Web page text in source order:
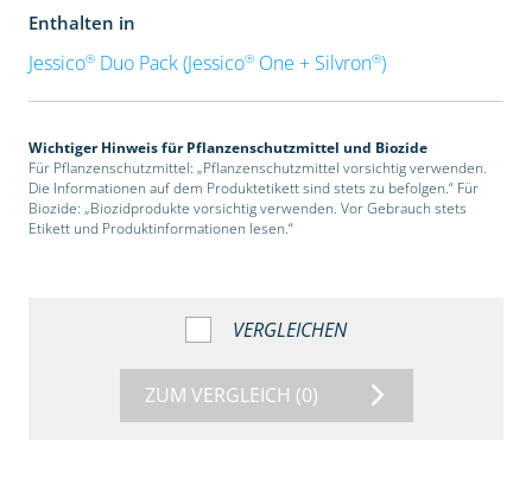
Enthalten in
Jessico®Duo Pack (Jessico®One + Silvron®)
Wichtiger Hinweis für Pflanzenschutzmittel und Biozide
Für Pflanzenschutzmittel: „Pflanzenschutzmittel vorsichtig verwenden.
Die Informationen auf dem Produktetikett sind stets zu befolgen.“ Für
Biozide: „Biozidprodukte vorsichtig verwenden. Vor Gebrauch stets
Etikett und Produktinformationen lesen.“
VERGLEICHEN
ZUM VERGLEICH (0)